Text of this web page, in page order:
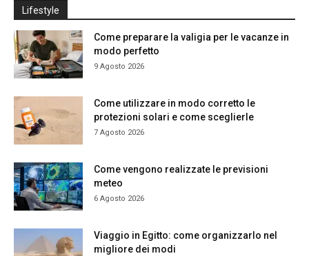
Lifestyle
Come preparare la valigia per le vacanze in
modo perfetto
9 Agosto 2026
Come utilizzare in modo corretto le
protezioni solari e come sceglierle
7 Agosto 2026
Come vengono realizzate le previsioni
meteo
6 Agosto 2026
Viaggio in Egitto: come organizzarlo nel
migliore dei modi